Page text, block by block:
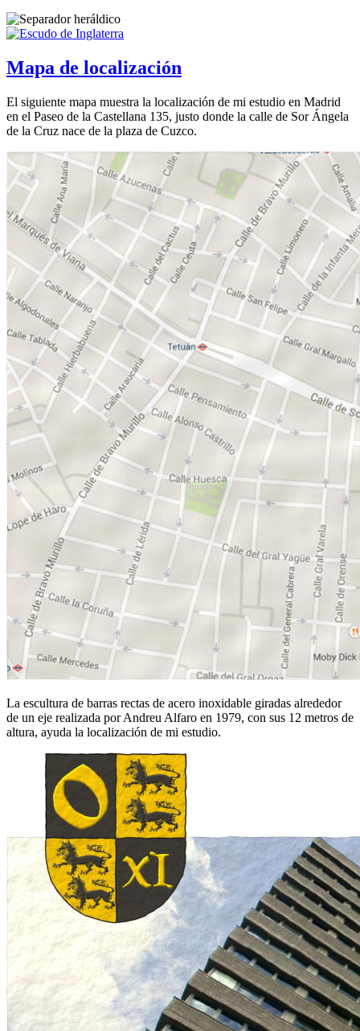
Mapa de localización
El siguiente mapa muestra la localización de mi estudio en Madrid
en el Paseo de la Castellana 135, justo donde la calle de Sor Ángela
de la Cruz nace de la plaza de Cuzco.
La escultura de barras rectas de acero inoxidable giradas alrededor
de un eje realizada por Andreu Alfaro en 1979, con sus 12 metros de
altura, ayuda la localización de mi estudio.